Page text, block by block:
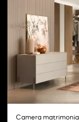
Camera